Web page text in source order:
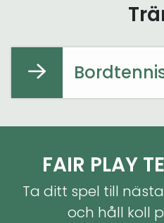
FAIR PLAY
Ta ditt spel till
och håll koll